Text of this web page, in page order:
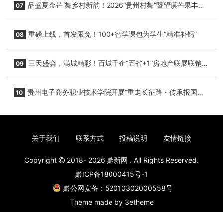
07 品盛夏金芒 舞乡村新韵！2026“贵州村舞”暨望谟芒果丰收
08 重磅上线，首发限免！100+智学课包为学生“精准补钙”
09 三天盛会，满城精彩！百城千企“五省+1”房地产联展联销活
10 贵州电子商务职业技术学院开展“重走长征路・传承报国
关于我们 联系方式 投稿说明 友情链接
Copyright 2018- 2026 黔新网 . All Rights Reserved.
黔ICP备18000415号-1
黔公网安备：52010302000558号
Theme made by 3etheme